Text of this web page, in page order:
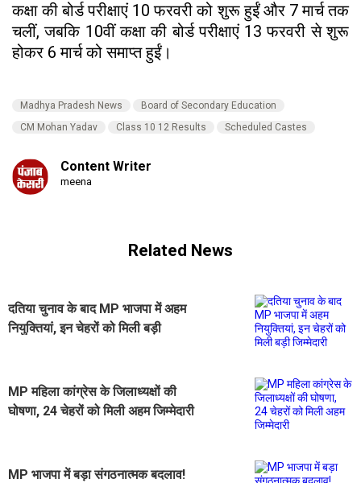
कक्षा की बोर्ड परीक्षाएं 10 फरवरी को शुरू हुईं और 7 मार्च तक
चलीं, जबकि 10वीं कक्षा की बोर्ड परीक्षाएं 13 फरवरी से शुरू
होकर 6 मार्च को समाप्त हुईं।
Madhya Pradesh News
Board of Secondary Education
CM Mohan Yadav
Class 10 12 Results Scheduled Castes
Content Writer
meena
Related News
दतिया चुनाव के बाद MP भाजपा में अहम
नियुक्तियां, इन चेहरों को मिली बड़ी
MP महिला कांग्रेस के जिलाध्यक्षों की
घोषणा, 24 चेहरों को मिली अहम जिम्मेदारी
MP भाजपा में बड़ा संगठनात्मक बदलाव!